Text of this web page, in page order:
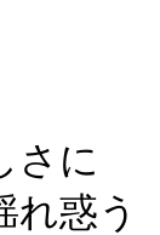
に
惑う